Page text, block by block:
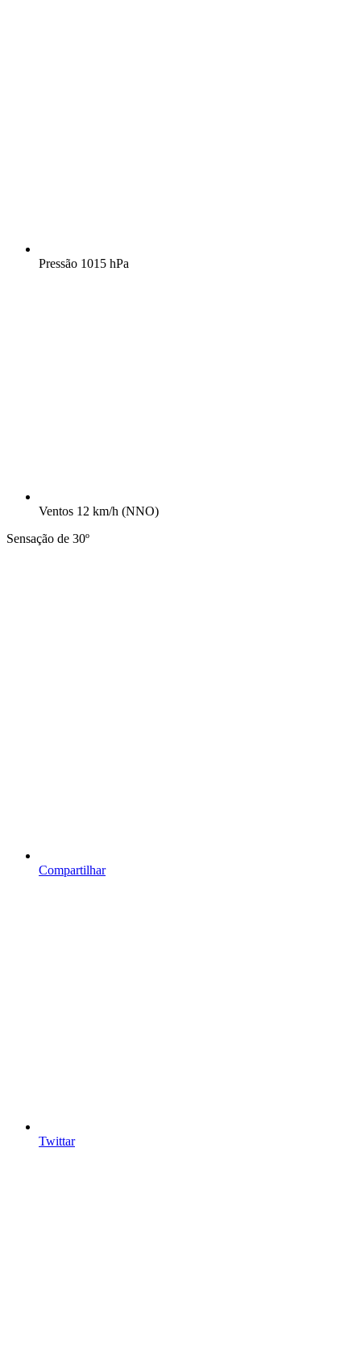
Pressão 1015 hPa
Ventos 12 km/h (NNO)
Sensação de 30º
Compartilhar
Twittar